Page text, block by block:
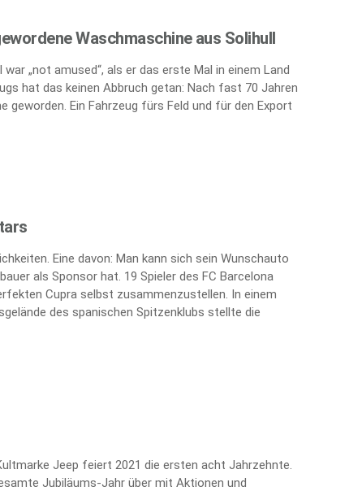
Waschmaschine aus Solihull
„not amused“, als er das erste Mal in einem Land
hat das keinen Abbruch getan: Nach fast 70 Jahren
Ein Fahrzeug fürs Feld und für den Export
Eine davon: Man kann sich sein Wunschauto
als Sponsor hat. 19 Spieler des FC Barcelona
Cupra selbst zusammenzustellen. In einem
des spanischen Spitzenklubs stellte die
Jeep feiert 2021 die ersten acht Jahrzehnte.
Jubiläums-Jahr über mit Aktionen und